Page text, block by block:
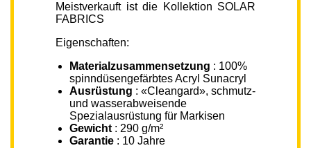
Meistverkauft ist die Kollektion SOLAR
FABRICS
Eigenschaften:
Materialzusammensetzung : 100%
spinndüsengefärbtes Acryl Sunacryl
Ausrüstung : «Cleangard», schmutz-
und wasserabweisende
Spezialausrüstung für Markisen
Gewicht : 290 g/m²
Garantie : 10 Jahre